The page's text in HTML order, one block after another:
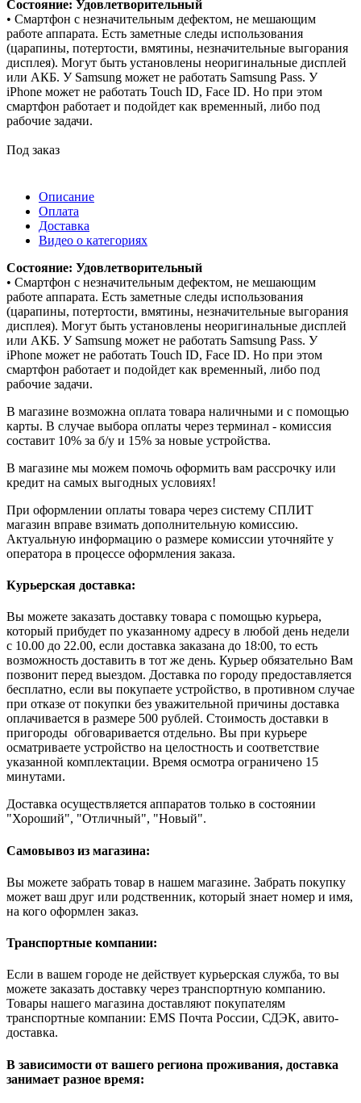
Состояние: Удовлетворительный
• Смартфон с незначительным дефектом, не мешающим
работе аппарата. Есть заметные следы использования
(царапины, потертости, вмятины, незначительные выгорания
дисплея). Могут быть установлены неоригинальные дисплей
или АКБ. У Samsung может не работать Samsung Pass. У
iPhone может не работать Touch ID, Face ID. Но при этом
смартфон работает и подойдет как временный, либо под
рабочие задачи.
Под заказ
Описание
Оплата
Доставка
Видео о категориях
Состояние: Удовлетворительный
• Смартфон с незначительным дефектом, не мешающим
работе аппарата. Есть заметные следы использования
(царапины, потертости, вмятины, незначительные выгорания
дисплея). Могут быть установлены неоригинальные дисплей
или АКБ. У Samsung может не работать Samsung Pass. У
iPhone может не работать Touch ID, Face ID. Но при этом
смартфон работает и подойдет как временный, либо под
рабочие задачи.
В магазине возможна оплата товара наличными и с помощью
карты. В случае выбора оплаты через терминал - комиссия
составит 10% за б/у и 15% за новые устройства.
В магазине мы можем помочь оформить вам рассрочку или
кредит на самых выгодных условиях!
При оформлении оплаты товара через систему СПЛИТ
магазин вправе взимать дополнительную комиссию.
Актуальную информацию о размере комиссии уточняйте у
оператора в процессе оформления заказа.
Курьерская доставка:
Вы можете заказать доставку товара с помощью курьера,
который прибудет по указанному адресу в любой день недели
с 10.00 до 22.00, если доставка заказана до 18:00, то есть
возможность доставить в тот же день. Курьер обязательно Вам
позвонит перед выездом. Доставка по городу предоставляется
бесплатно, если вы покупаете устройство, в противном случае
при отказе от покупки без уважительной причины доставка
оплачивается в размере 500 рублей. Стоимость доставки в
пригороды обговаривается отдельно. Вы при курьере
осматриваете устройство на целостность и соответствие
указанной комплектации. Время осмотра ограничено 15
минутами.
Доставка осуществляется аппаратов только в состоянии
"Хороший", "Отличный", "Новый".
Самовывоз из магазина:
Вы можете забрать товар в нашем магазине. Забрать покупку
может ваш друг или родственник, который знает номер и имя,
на кого оформлен заказ.
Транспортные компании:
Если в вашем городе не действует курьерская служба, то вы
можете заказать доставку через транспортную компанию.
Товары нашего магазина доставляют покупателям
транспортные компании: EMS Почта России, СДЭК, авито-
доставка.
В зависимости от вашего региона проживания, доставка
занимает разное время: